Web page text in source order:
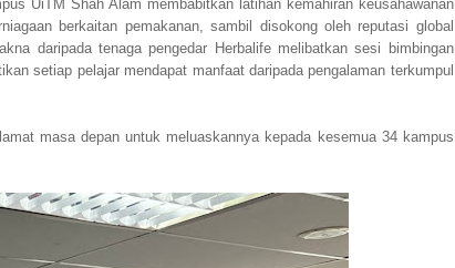
UiTM Shah Alam membabitkan latihan kemahiran keusahawanan
berkaitan pemakanan, sambil disokong oleh reputasi global
daripada tenaga pengedar Herbalife melibatkan sesi bimbingan
setiap pelajar mendapat manfaat daripada pengalaman terkumpul
masa depan untuk meluaskannya kepada kesemua 34 kampus